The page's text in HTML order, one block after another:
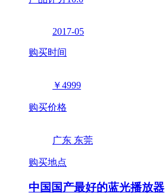
2017-05
购买时间
￥4999
购买价格
广东 东莞
购买地点
中国国产最好的蓝光播放器